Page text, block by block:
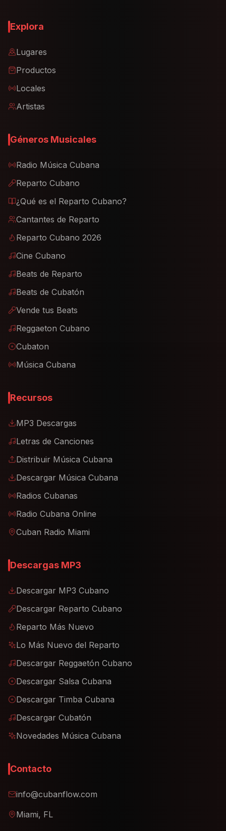
Explora
Lugares
Productos
Locales
Artistas
Géneros Musicales
Radio Música Cubana
Reparto Cubano
¿Qué es el Reparto Cubano?
Cantantes de Reparto
Reparto Cubano 2026
Cine Cubano
Beats de Reparto
Beats de Cubatón
Vende tus Beats
Reggaeton Cubano
Cubaton
Música Cubana
Recursos
MP3 Descargas
Letras de Canciones
Distribuir Música Cubana
Descargar Música Cubana
Radios Cubanas
Radio Cubana Online
Cuban Radio Miami
Descargas MP3
Descargar MP3 Cubano
Descargar Reparto Cubano
Reparto Más Nuevo
Lo Más Nuevo del Reparto
Descargar Reggaetón Cubano
Descargar Salsa Cubana
Descargar Timba Cubana
Descargar Cubatón
Novedades Música Cubana
Contacto
info@cubanflow.com
Miami, FL